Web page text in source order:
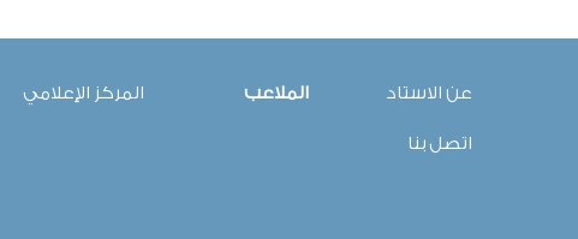
عن الاستاد الملاعب المركز الإعلامي
اتصل بنا